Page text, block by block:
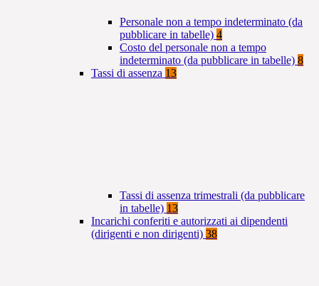
Personale non a tempo indeterminato (da
pubblicare in tabelle) 4
Costo del personale non a tempo
indeterminato (da pubblicare in tabelle) 8
Tassi di assenza 13
Tassi di assenza trimestrali (da pubblicare
in tabelle) 13
Incarichi conferiti e autorizzati ai dipendenti
(dirigenti e non dirigenti) 38